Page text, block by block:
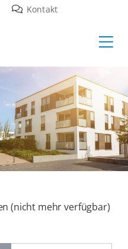
Kontakt
(nicht mehr verfügbar)